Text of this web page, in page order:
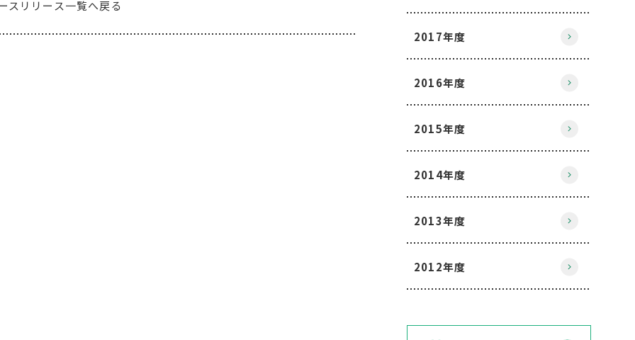
スリリース一覧へ戻る
2017年度
2016年度
2015年度
2014年度
2013年度
2012年度